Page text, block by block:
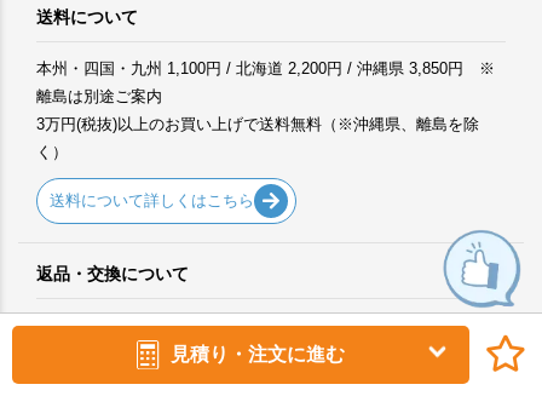
見積り・注文に進む
送料について
本州・四国・九州 1,100円 / 北海道 2,200円 / 沖縄県 3,850円 ※
離島は別途ご案内
3万円(税抜)以上のお買い上げで送料無料（※沖縄県、離島を除
く）
送料について詳しくはこちら
返品・交換について
万が一、明らかな商品不良、誤納品の場合は、商品到着後1週間以
内に限り、返品・交換をお受けいたします。まずはメールにてご
連絡ください。